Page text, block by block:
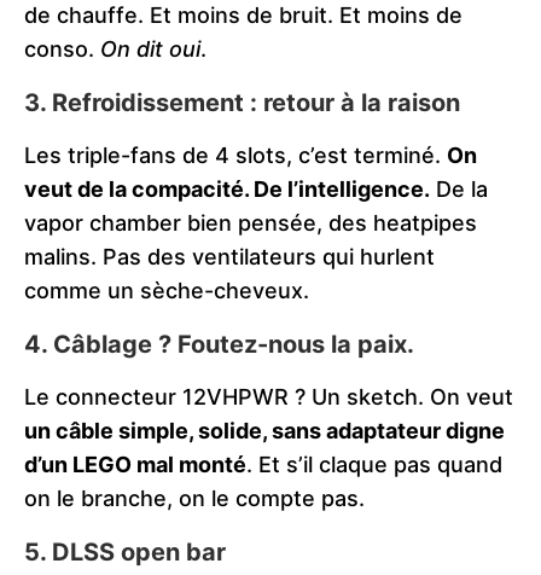
de chauffe. Et moins de bruit. Et moins de
conso. On dit oui.
3. Refroidissement : retour à la raison
Les triple-fans de 4 slots, c’est terminé. On
veut de la compacité. De l’intelligence. De la
vapor chamber bien pensée, des heatpipes
malins. Pas des ventilateurs qui hurlent
comme un sèche-cheveux.
4. Câblage ? Foutez-nous la paix.
Le connecteur 12VHPWR ? Un sketch. On veut
un câble simple, solide, sans adaptateur digne
d’un LEGO mal monté. Et s’il claque pas quand
on le branche, on le compte pas.
5. DLSS open bar